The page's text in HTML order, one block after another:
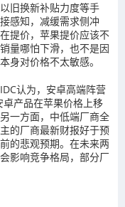
旧换新补贴力度等手
感知，减缓需求侧冲
提价，苹果提价应该不
量哪怕下滑，也不是因
身对价格不太敏感。
认为，安卓高端阵营
卓产品在苹果价格上移
一方面，中低端厂商全
的厂商最新财报好于预
的悲观预期。在未来两
影响竞争格局，部分厂